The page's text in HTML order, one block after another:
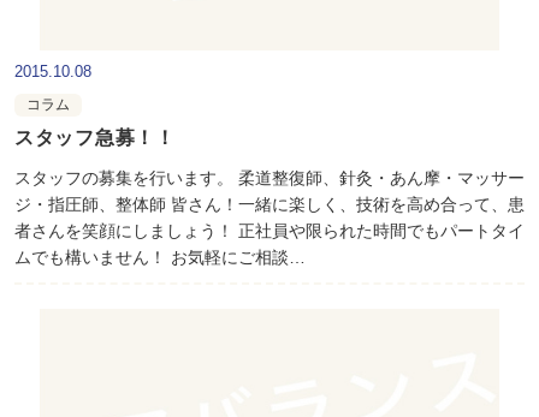
2015.10.08
コラム
スタッフ急募！！
スタッフの募集を行います。 柔道整復師、針灸・あん摩・マッサー
ジ・指圧師、整体師 皆さん！一緒に楽しく、技術を高め合って、患
者さんを笑顔にしましょう！ 正社員や限られた時間でもパートタイ
ムでも構いません！ お気軽にご相談…